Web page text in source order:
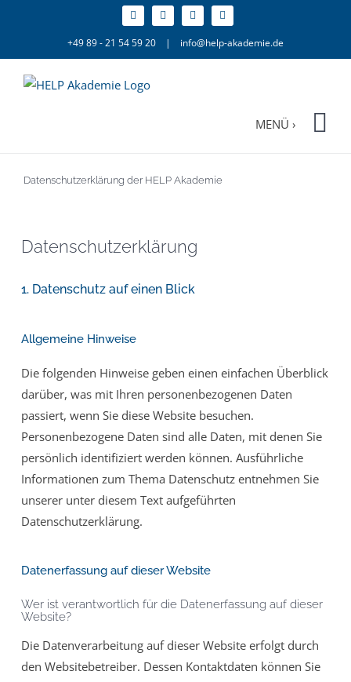
+49 89 - 21 54 59 20 | info@help-akademie.de
Datenschutzerklärung der HELP Akademie
Datenschutz­erklärung
1. Datenschutz auf einen Blick
Allgemeine Hinweise
Die folgenden Hinweise geben einen einfachen Überblick
darüber, was mit Ihren personenbezogenen Daten
passiert, wenn Sie diese Website besuchen.
Personenbezogene Daten sind alle Daten, mit denen Sie
persönlich identifiziert werden können. Ausführliche
Informationen zum Thema Datenschutz entnehmen Sie
unserer unter diesem Text aufgeführten
Datenschutzerklärung.
Datenerfassung auf dieser Website
Wer ist verantwortlich für die Datenerfassung auf dieser
Website?
Die Datenverarbeitung auf dieser Website erfolgt durch
den Websitebetreiber. Dessen Kontaktdaten können Sie